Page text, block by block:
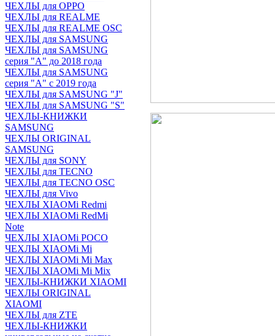
ЧЕХЛЫ для OPPO
ЧЕХЛЫ для REALME
ЧЕХЛЫ для REALME OSC
ЧЕХЛЫ для SAMSUNG
ЧЕХЛЫ для SAMSUNG
серия "A" до 2018 года
ЧЕХЛЫ для SAMSUNG
серия "A" с 2019 года
ЧЕХЛЫ для SAMSUNG "J"
ЧЕХЛЫ для SAMSUNG "S"
ЧЕХЛЫ-КНИЖКИ
SAMSUNG
ЧЕХЛЫ ORIGINAL
SAMSUNG
ЧЕХЛЫ для SONY
ЧЕХЛЫ для TECNO
ЧЕХЛЫ для TECNO OSC
ЧЕХЛЫ для Vivo
ЧЕХЛЫ XIAOMi Redmi
ЧЕХЛЫ XIAOMi RedMi
Note
ЧЕХЛЫ XIAOMi POCO
ЧЕХЛЫ XIAOMi Mi
ЧЕХЛЫ XIAOMi Mi Max
ЧЕХЛЫ XIAOMi Mi Mix
ЧЕХЛЫ-КНИЖКИ XIAOMI
ЧЕХЛЫ ORIGINAL
XIAOMI
ЧЕХЛЫ для ZTE
ЧЕХЛЫ-КНИЖКИ